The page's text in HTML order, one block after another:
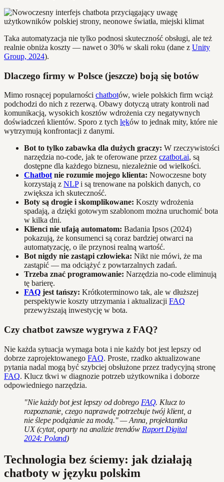
Taka automatyzacja nie tylko podnosi skuteczność obsługi, ale też
realnie obniża koszty — nawet o 30% w skali roku (dane z Unity
Group, 2024).
Dlaczego firmy w Polsce (jeszcze) boją się botów
Mimo rosnącej popularności chatbotów, wiele polskich firm wciąż
podchodzi do nich z rezerwą. Obawy dotyczą utraty kontroli nad
komunikacją, wysokich kosztów wdrożenia czy negatywnych
doświadczeń klientów. Sporo z tych lęków to jednak mity, które nie
wytrzymują konfrontacji z danymi.
Bot to tylko zabawka dla dużych graczy: W rzeczywistości
narzędzia no-code, jak te oferowane przez czatbot.ai, są
dostępne dla każdego biznesu, niezależnie od wielkości.
Chatbot nie rozumie mojego klienta: Nowoczesne boty
korzystają z NLPi są trenowane na polskich danych, co
zwiększa ich skuteczność.
Boty są drogie i skomplikowane: Koszty wdrożenia
spadają, a dzięki gotowym szablonom można uruchomić bota
w kilka dni.
Klienci nie ufają automatom: Badania Ipsos (2024)
pokazują, że konsumenci są coraz bardziej otwarci na
automatyzację, o ile przynosi realną wartość.
Bot nigdy nie zastąpi człowieka: Nikt nie mówi, że ma
zastąpić — ma odciążyć z powtarzalnych zadań.
Trzeba znać programowanie: Narzędzia no-code eliminują
tę barierę.
FAQ jest tańszy: Krótkoterminowo tak, ale w dłuższej
perspektywie koszty utrzymania i aktualizacji FAQ
przewyższają inwestycję w bota.
Czy chatbot zawsze wygrywa z FAQ?
Nie każda sytuacja wymaga bota i nie każdy bot jest lepszy od
dobrze zaprojektowanego FAQ. Proste, rzadko aktualizowane
pytania nadal mogą być szybciej obsłużone przez tradycyjną stronę
FAQ. Klucz tkwi w diagnozie potrzeb użytkownika i doborze
odpowiedniego narzędzia.
"Nie każdy bot jest lepszy od dobrego FAQ. Klucz to
rozpoznanie, czego naprawdę potrzebuje twój klient, a
nie ślepe podążanie za modą." — Anna, projektantka
UX (cytat, oparty na analizie trendów Raport Digital
2024: Poland)
Technologia bez ściemy: jak działają
chatboty w języku polskim